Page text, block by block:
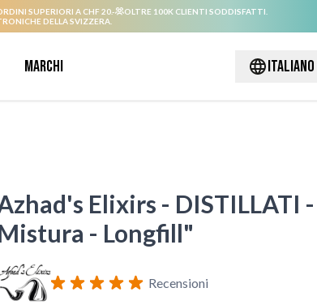
SUPERIORI A CHF 20.-
OLTRE 100K CLIENTI SODDISFATTI.
DELLA SVIZZERA.
Marchi ITALIANO
Elixirs - DISTILLATI
- Longfill"
Recensioni